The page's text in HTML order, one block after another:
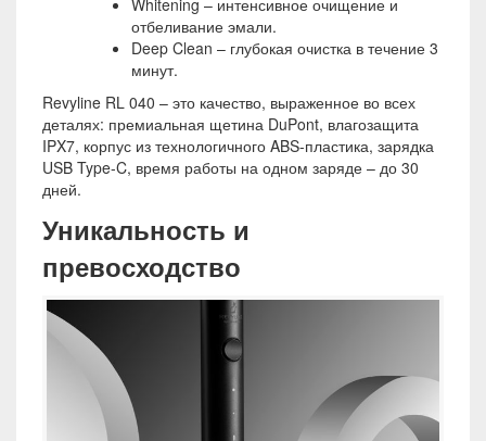
отбеливание эмали.
Deep Clean – глубокая очистка в течение 3
минут.
Revyline RL 040 – это качество, выраженное во всех
деталях: премиальная щетина DuPont, влагозащита
IPX7, корпус из технологичного ABS-пластика, зарядка
USB Type-C, время работы на одном заряде – до 30
дней.
Уникальность и
превосходство